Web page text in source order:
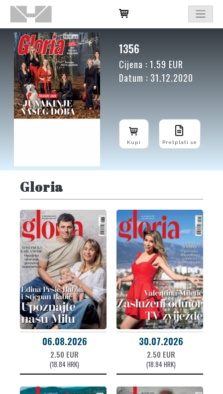
1356
Cijena : 1.59 EUR
Datum : 31.12.2020
Kupi Pretplati se
Gloria
06.08.2026
2.50 EUR
(18.84 HRK)
30.07.2026
2.50 EUR
(18.84 HRK)